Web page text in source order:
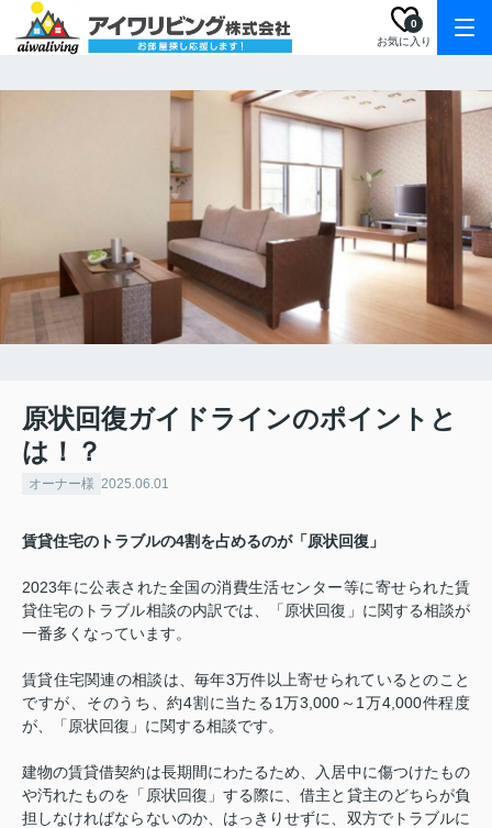
お気に入り
0
原状回復ガイドラインのポイントと
は！？
オーナー様 2025.06.01
賃貸住宅のトラブルの4割を占めるのが「原状回復」
2023年に公表された全国の消費生活センター等に寄せられた賃
貸住宅のトラブル相談の内訳では、「原状回復」に関する相談が
一番多くなっています。
賃貸住宅関連の相談は、毎年3万件以上寄せられているとのこと
ですが、そのうち、約4割に当たる 1万3,000～ 1 万4,000件程度
が、「原状回復」に関する相談です。
建物の賃貸借契約は長期間にわたるため、入居中に傷つけたもの
や汚れたものを「原状回復」する際に、借主と貸主のどちらが負
担しなければならないのか、はっきりせずに、双方でトラブルに